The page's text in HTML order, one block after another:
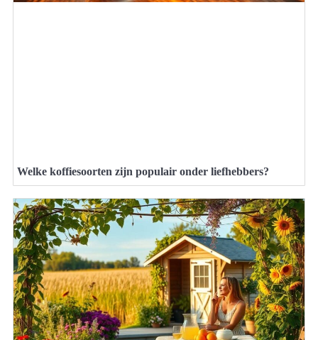
Welke koffiesoorten zijn populair onder liefhebbers?